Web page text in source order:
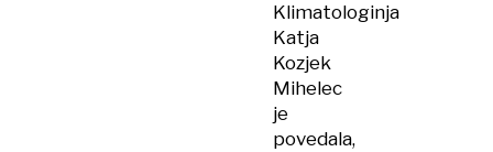
Klimatologinja
Katja
Kozjek
Mihelec
je
povedala,